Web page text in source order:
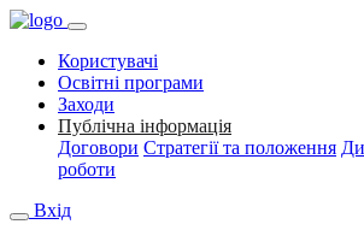
Користувачі
Освітні програми
Заходи
Публічна інформація
Договори Стратегії та положення
роботи
Вхід